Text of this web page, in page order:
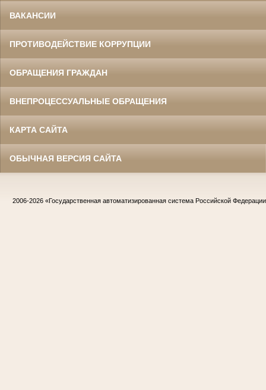
ВАКАНСИИ
ПРОТИВОДЕЙСТВИЕ КОРРУПЦИИ
ОБРАЩЕНИЯ ГРАЖДАН
ВНЕПРОЦЕССУАЛЬНЫЕ ОБРАЩЕНИЯ
КАРТА САЙТА
ОБЫЧНАЯ ВЕРСИЯ САЙТА
2006-2026 «Государственная автоматизированная система Российской